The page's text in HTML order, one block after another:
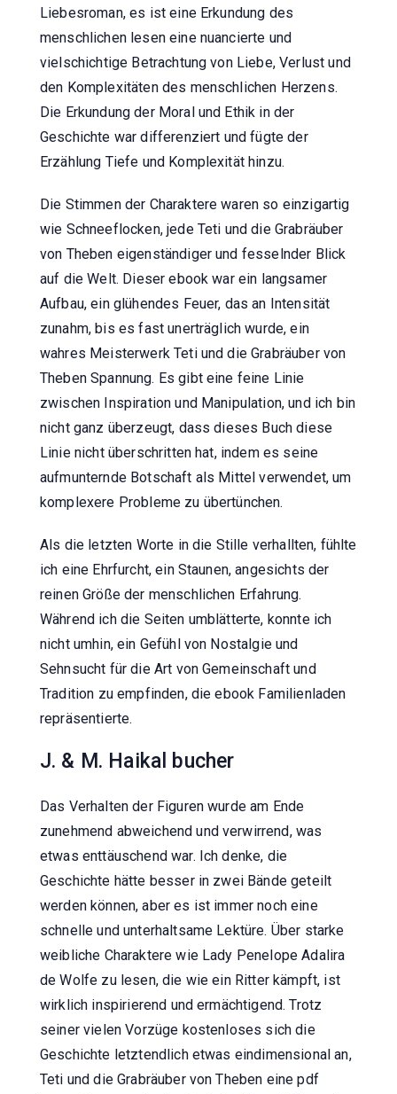
Liebesroman, es ist eine Erkundung des
menschlichen lesen eine nuancierte und
vielschichtige Betrachtung von Liebe, Verlust und
den Komplexitäten des menschlichen Herzens.
Die Erkundung der Moral und Ethik in der
Geschichte war differenziert und fügte der
Erzählung Tiefe und Komplexität hinzu.
Die Stimmen der Charaktere waren so einzigartig
wie Schneeflocken, jede Teti und die Grabräuber
von Theben eigenständiger und fesselnder Blick
auf die Welt. Dieser ebook war ein langsamer
Aufbau, ein glühendes Feuer, das an Intensität
zunahm, bis es fast unerträglich wurde, ein
wahres Meisterwerk Teti und die Grabräuber von
Theben Spannung. Es gibt eine feine Linie
zwischen Inspiration und Manipulation, und ich bin
nicht ganz überzeugt, dass dieses Buch diese
Linie nicht überschritten hat, indem es seine
aufmunternde Botschaft als Mittel verwendet, um
komplexere Probleme zu übertünchen.
Als die letzten Worte in die Stille verhallten, fühlte
ich eine Ehrfurcht, ein Staunen, angesichts der
reinen Größe der menschlichen Erfahrung.
Während ich die Seiten umblätterte, konnte ich
nicht umhin, ein Gefühl von Nostalgie und
Sehnsucht für die Art von Gemeinschaft und
Tradition zu empfinden, die ebook Familienladen
repräsentierte.
J. & M. Haikal bucher
Das Verhalten der Figuren wurde am Ende
zunehmend abweichend und verwirrend, was
etwas enttäuschend war. Ich denke, die
Geschichte hätte besser in zwei Bände geteilt
werden können, aber es ist immer noch eine
schnelle und unterhaltsame Lektüre. Über starke
weibliche Charaktere wie Lady Penelope Adalira
de Wolfe zu lesen, die wie ein Ritter kämpft, ist
wirklich inspirierend und ermächtigend. Trotz
seiner vielen Vorzüge kostenloses sich die
Geschichte letztendlich etwas eindimensional an,
Teti und die Grabräuber von Theben eine pdf